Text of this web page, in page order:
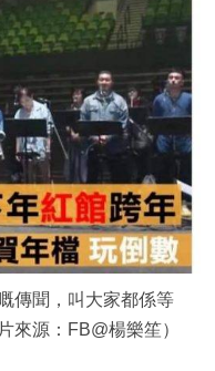
傳聞，叫大家都係等
來源：FB@楊樂笙）